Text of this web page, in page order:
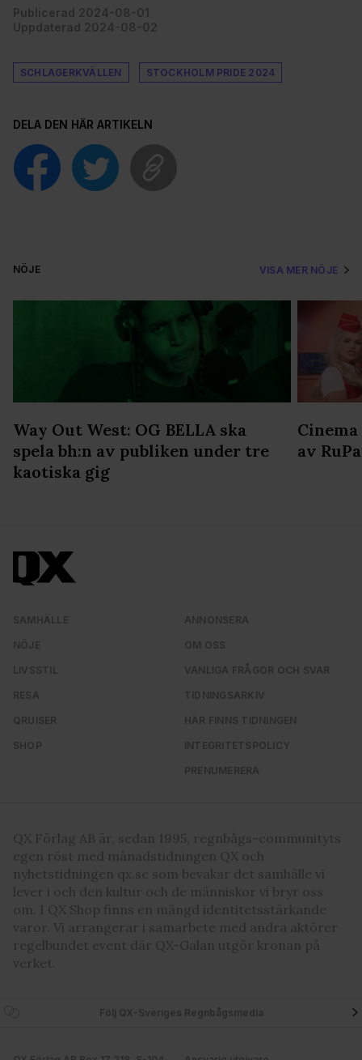
Publicerad 2024-08-01
Uppdaterad 2024-08-02
SCHLAGERKVÄLLEN STOCKHOLM PRIDE 2024
DELA DEN HÄR ARTIKELN
NÖJE VISA MER NÖJE
Way Out West: OG BELLA ska
spela bh:n av publiken under tre
kaotiska gig
av
SAMHÄLLE
NÖJE
LIVSSTIL
RESA
QRUISER
SHOP
ANNONSERA
OM OSS
VANLIGA FRÅGOR OCH SVAR
TIDNINGSARKIV
HÄR FINNS TIDNINGEN
INTEGRITETSPOLICY
PRENUMERERA
QX Förlag AB är, sedan 1995, regnbågs-communityts
egen röst med månadstidningen QX och
nyhetstidningen qx.se som bevakar det samhälle vi
lever i och den kultur och de människor vi bryr oss
om. I QX Shop finns en mängd identitetsstärkande
varor. Vi arrangerar i samarbete med andra aktörer
regelbundet event där QX-Galan utgör kronan på
verket.
Följ QX-Sveriges Regnbågsmedia